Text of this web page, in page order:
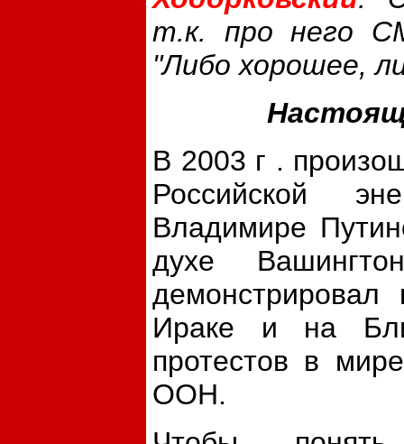
т.к. про него
"Либо хорошее,
В 2003 г .
Российской
Владимире
духе
демонстрировал
Ираке и на
протестов в
ООН.